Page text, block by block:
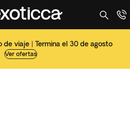
viaje | Termina el 30 de agosto
Ver ofertas